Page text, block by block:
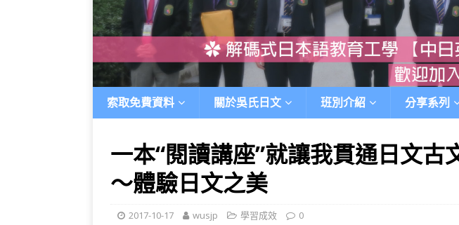
索取免費資料 關於吳氏日文 班別介紹 分享系列
一本“閱讀講座”就讓我貫通日文古
～體驗日文之美
2017-10-17 wusjp 學習成效 0